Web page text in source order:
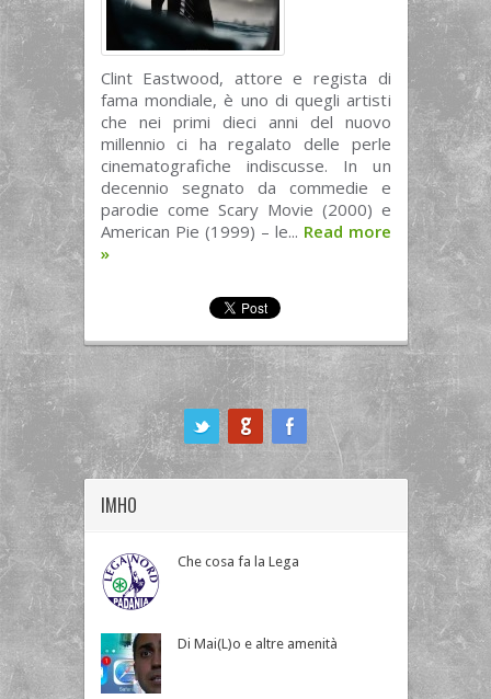
Clint Eastwood, attore e regista di
fama mondiale, è uno di quegli artisti
che nei primi dieci anni del nuovo
millennio ci ha regalato delle perle
cinematografiche indiscusse. In un
decennio segnato da commedie e
parodie come Scary Movie (2000) e
American Pie (1999) – le... Read more
»
IMHO
Che cosa fa la Lega
Di Mai(L)o e altre amenità